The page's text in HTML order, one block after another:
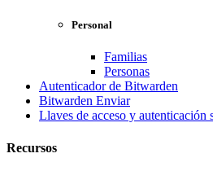
Personal
Familias
Personas
Autenticador de Bitwarden
Bitwarden Enviar
Llaves de acceso y autenticación
Recursos